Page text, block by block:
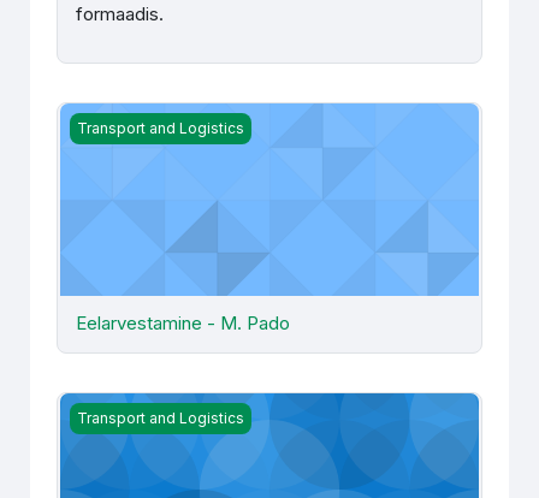
formaadis.
Eelarvestamine - M. Pado
Transport and Logistics
Eelarvestamine - M. Pado
Ettevõtte logistikasüsteemi juhtimine (2025) - J. Popell
Transport and Logistics